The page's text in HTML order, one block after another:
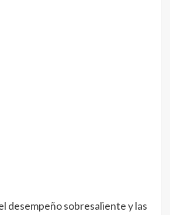
desempeño sobresaliente y las